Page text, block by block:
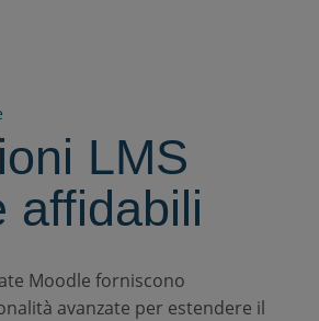
LMS
affidabili
Moodle forniscono
avanzate per estendere il